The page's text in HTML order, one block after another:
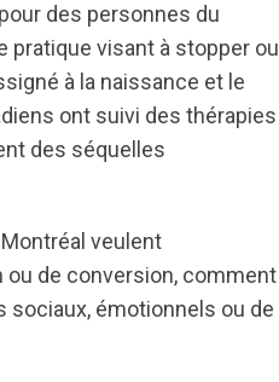
des personnes du
pratique visant à stopper ou
à la naissance et le
ont suivi des thérapies
des séquelles
veulent
ou de conversion, comment
sociaux, émotionnels ou de